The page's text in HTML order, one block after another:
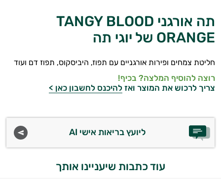
תה אורגני TANGY BLOOD
ORANGE של יוגי תה
חליטת צמחים ופירות אורגניים עם תפוז, היביסקוס, תפוז דם ועוד
רוצה להוסיף המלצה? בכיף!
צריך לרכוש את המוצר ואז להיכנס לחשבון כאן >
ליועץ בריאות אישי AI
עוד כתבות שיעניינו אותך